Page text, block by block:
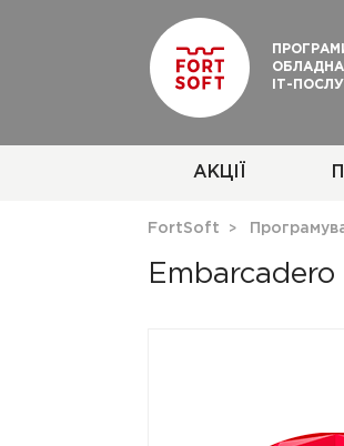
ІТ-
АКЦІЇ
FortSoft